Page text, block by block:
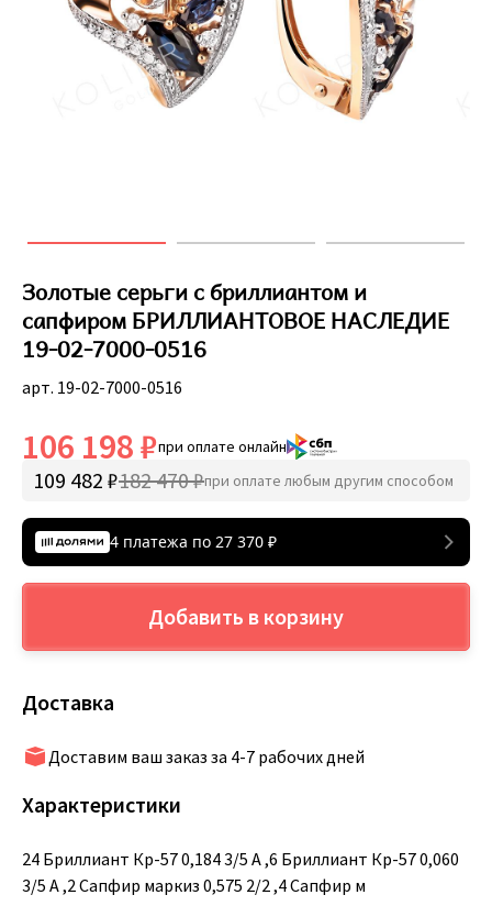
Золотые серьги с бриллиантом и
сапфиром БРИЛЛИАНТОВОЕ НАСЛЕДИЕ
19-02-7000-0516
арт. 19-02-7000-0516
106 198 ₽при оплате онлайн
109 482 ₽182 470 ₽при оплате любым другим способом
4 платежа по 27 370 ₽
Добавить в корзину
Доставка
Доставим ваш заказ за 4-7 рабочих дней
Характеристики
24 Бриллиант Кр-57 0,184 3/5 А ,6 Бриллиант Кр-57 0,060
3/5 А ,2 Сапфир маркиз 0,575 2/2 ,4 Сапфир м